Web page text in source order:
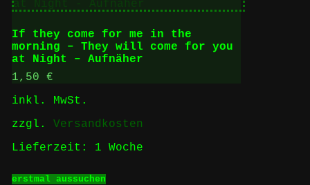
Die
Optionen
können
auf
der
If they come for me in the
morning – They will come for you
at Night – Aufnäher
1,50 €
inkl. MwSt.
zzgl. Versandkosten
Lieferzeit: 1 Woche
erstmal aussuchen